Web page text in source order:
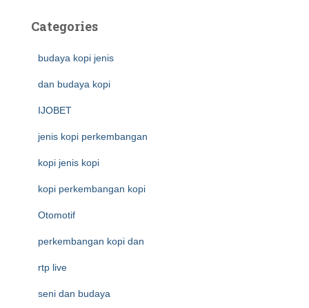
Categories
budaya kopi jenis
dan budaya kopi
IJOBET
jenis kopi perkembangan
kopi jenis kopi
kopi perkembangan kopi
Otomotif
perkembangan kopi dan
rtp live
seni dan budaya